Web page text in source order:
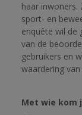
haar inwoners.
sport- en
enquête wil de
van de
gebruikers en
waardering
Met wie kom